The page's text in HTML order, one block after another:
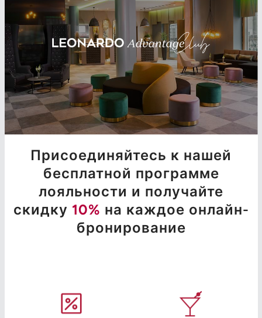
Присоединяйтесь к нашей
бесплатной программе
лояльности и получайте
скидку 10% на каждое онлайн-
бронирование